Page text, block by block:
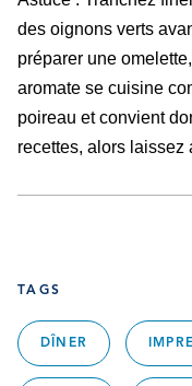
des oignons verts
préparer une
aromate se cuisine
poireau et convient
recettes, alors laissez
TAGS
DÎNER